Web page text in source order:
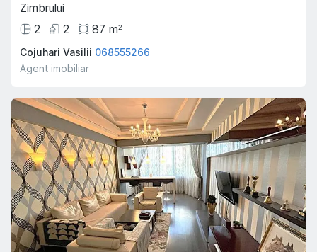
Zimbrului
2
2 87 m2
Cojuhari Vasilii 068555266
Agent imobiliar